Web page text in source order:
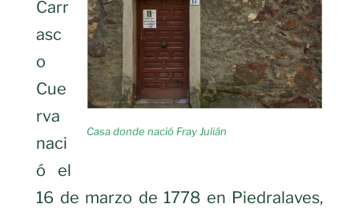
Casa donde nació Fray Julián
Carr
asc
o
Cue
rva
naci
ó el
16 de marzo de 1778 en Piedralaves,